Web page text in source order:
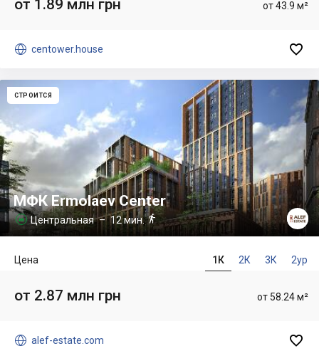
от 43.9 м²
от 1.89 млн грн
 centower.house 
СТРОИТСЯ
МФК Ermolaev Center
 Центральная– 12 мин.
1К 2К 3К 2ур
Цена
от 58.24 м²
от 2.87 млн грн
 alef-estate.com 